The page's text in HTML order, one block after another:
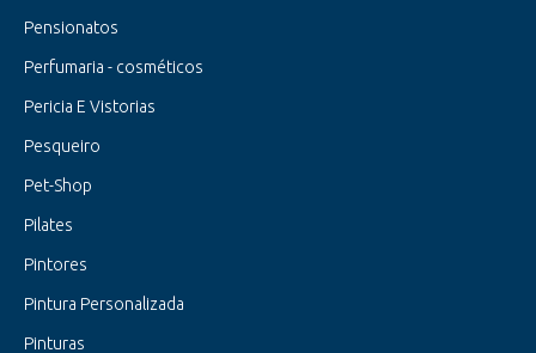
Pensionatos
Perfumaria - cosméticos
Pericia E Vistorias
Pesqueiro
Pet-Shop
Pilates
Pintores
Pintura Personalizada
Pinturas